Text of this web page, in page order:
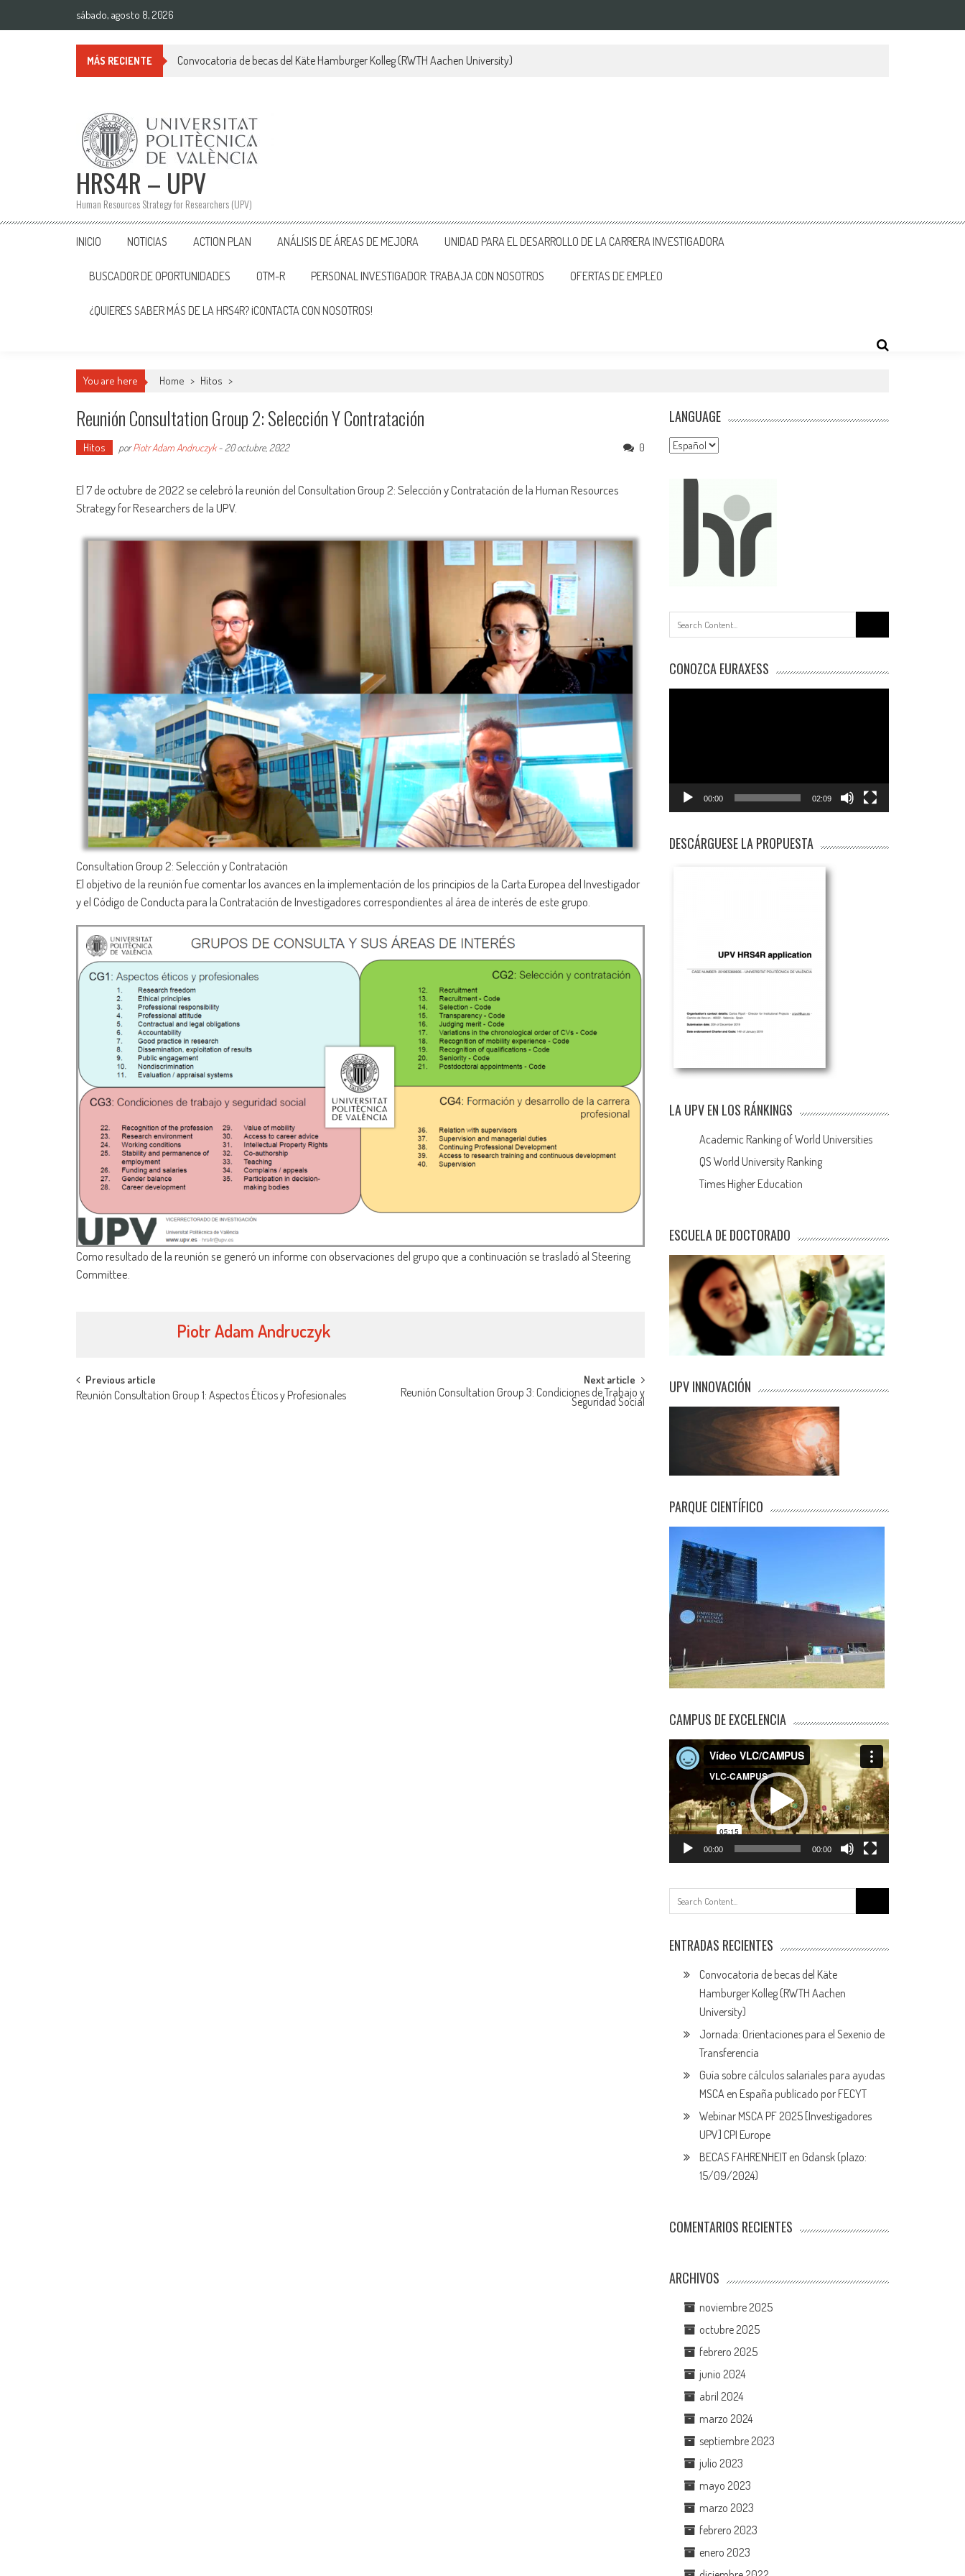
sábado, agosto 8, 2026
MÁS RECIENTE Convocatoria de becas del Käte Hamburger Kolleg (RWTH Aachen University)
HRS4R – UPV
Human Resources Strategy for Researchers (UPV)
INICIO NOTICIAS ACTION PLAN ANÁLISIS DE ÁREAS DE MEJORA UNIDAD PARA EL DESARROLLO DE LA CARRERA INVESTIGADORA
BUSCADOR DE OPORTUNIDADES OTM-R PERSONAL INVESTIGADOR: TRABAJA CON NOSOTROS OFERTAS DE EMPLEO
¿QUIERES SABER MÁS DE LA HRS4R? ¡CONTACTA CON NOSOTROS!
You are here Home > Hitos >
Reunión Consultation Group 2: Selección Y Contratación
Hitos porPiotr Adam Andruczyk- 20 octubre, 2022 0
El 7 de octubre de 2022 se celebró la reunión del Consultation Group 2: Selección y Contratación de la Human Resources
Strategy for Researchers de la UPV.
Consultation Group 2: Selección y Contratación
El objetivo de la reunión fue comentar los avances en la implementación de los principios de la Carta Europea del Investigador
y el Código de Conducta para la Contratación de Investigadores correspondientes al área de interés de este grupo.
Como resultado de la reunión se generó un informe con observaciones del grupo que a continuación se trasladó al Steering
Committee.
Piotr Adam Andruczyk
Navegación
Previous article
Reunión Consultation Group 1: Aspectos Éticos y Profesionales
Next article
Reunión Consultation Group 3: Condiciones de Trabajo y
Seguridad Social
LANGUAGE
Language
CONOZCA EURAXESS
00:00 02:09
DESCÁRGUESE LA PROPUESTA
LA UPV EN LOS RÁNKINGS
Academic Ranking of World Universities
QS World University Ranking
Times Higher Education
ESCUELA DE DOCTORADO
UPV INNOVACIÓN
PARQUE CIENTÍFICO
CAMPUS DE EXCELENCIA
Reproductor
de
00:00 00:00
ENTRADAS RECIENTES
Convocatoria de becas del Käte
Hamburger Kolleg (RWTH Aachen
University)
Jornada: Orientaciones para el Sexenio de
Transferencia
Guía sobre cálculos salariales para ayudas
MSCA en España publicado por FECYT
Webinar MSCA PF 2025 [Investigadores
UPV] CPI Europe
BECAS FAHRENHEIT en Gdansk (plazo:
15/09/2024)
COMENTARIOS RECIENTES
ARCHIVOS
noviembre 2025
octubre 2025
febrero 2025
junio 2024
abril 2024
marzo 2024
septiembre 2023
julio 2023
mayo 2023
marzo 2023
febrero 2023
enero 2023